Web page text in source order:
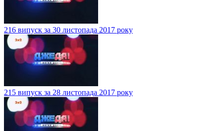
216 випуск за 30 листопада 2017 року
215 випуск за 28 листопада 2017 року